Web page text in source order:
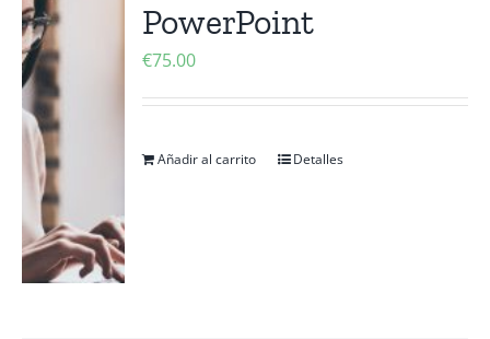
Contactanos
PowerPoint
€75.00
Añadir al carrito Detalles